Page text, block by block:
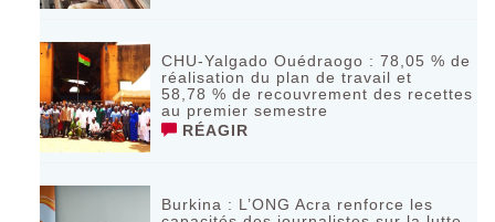
CHU-Yalgado Ouédraogo : 78,05 % de
réalisation du plan de travail et
58,78 % de recouvrement des recettes
au premier semestre
RÉAGIR
Burkina : L’ONG Acra renforce les